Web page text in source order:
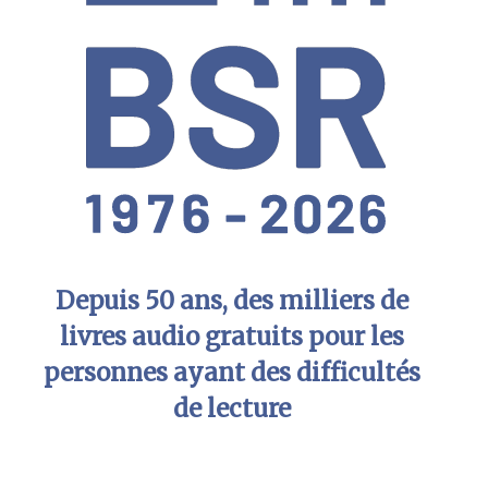
Depuis 50 ans, des milliers de
livres audio gratuits pour les
personnes ayant des difficultés
de lecture